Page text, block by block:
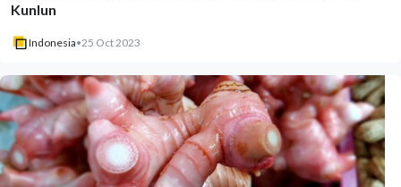
Kunlun
Indonesia•25 Oct 2023